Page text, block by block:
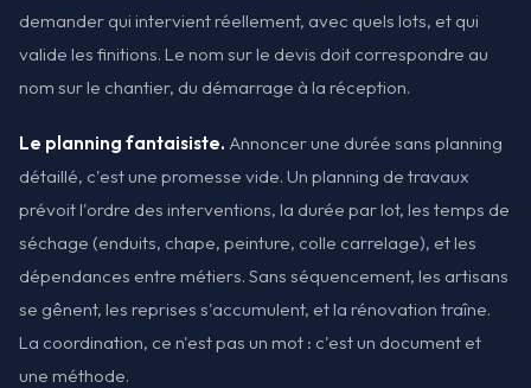
demander qui intervient réellement, avec quels lots, et qui
valide les finitions. Le nom sur le devis doit correspondre au
nom sur le chantier, du démarrage à la réception.
Le planning fantaisiste. Annoncer une durée sans planning
détaillé, c'est une promesse vide. Un planning de travaux
prévoit l'ordre des interventions, la durée par lot, les temps de
séchage (enduits, chape, peinture, colle carrelage), et les
dépendances entre métiers. Sans séquencement, les artisans
se gênent, les reprises s'accumulent, et la rénovation traîne.
La coordination, ce n'est pas un mot : c'est un document et
une méthode.